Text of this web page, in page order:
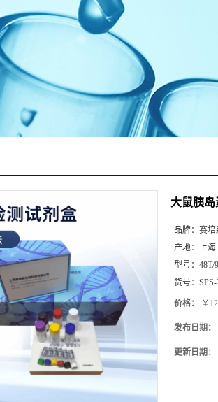
大鼠胰岛
品牌： 赛培
产地： 上海
型号： 48T/
货号：
价格： ￥
发布日期：
更新日期：